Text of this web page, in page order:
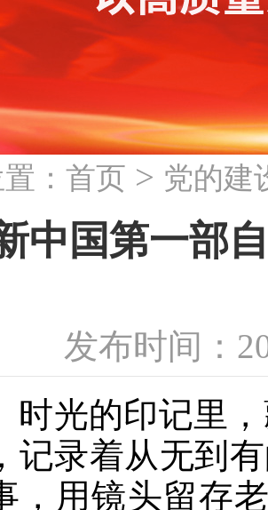
： 首页 > 党的建
中国第一部
发布时间：
的印记里，
记录着从无到
，用镜头留存